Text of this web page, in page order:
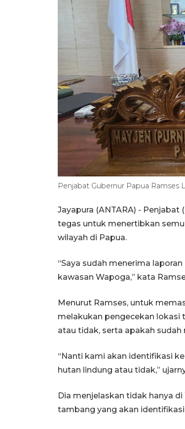
Penjabat Gubernur Papua Ramses
Jayapura (ANTARA) -
tegas untuk menertibkan
wilayah di Papua.
“Saya sudah menerima
kawasan Wapoga,” kata
Menurut Ramses, untuk
melakukan pengecekan lokasi
atau tidak, serta apakah sudah
“Nanti kami akan identifikasi
hutan lindung atau tidak,”
Dia menjelaskan tidak hanya
tambang yang akan